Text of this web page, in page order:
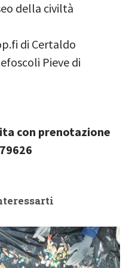
della civiltà
di Certaldo
Pieve di
con prenotazione